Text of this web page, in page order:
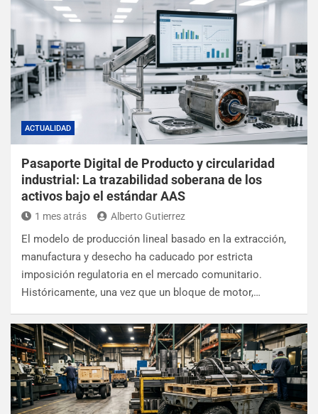
ACTUALIDAD
Pasaporte Digital de Producto y circularidad
industrial: La trazabilidad soberana de los
activos bajo el estándar AAS
1 mes atrás Alberto Gutierrez
El modelo de producción lineal basado en la extracción,
manufactura y desecho ha caducado por estricta
imposición regulatoria en el mercado comunitario.
Históricamente, una vez que un bloque de motor,…